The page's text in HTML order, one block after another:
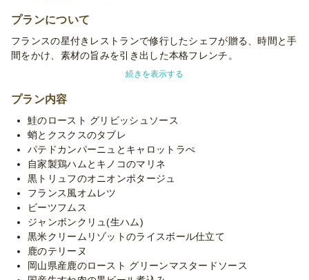
プランについて
フランスの星付きレストランで修行したシェフが贈る、時間と手
間をかけ、素材の旨みを引き出した本格フレンチ。
生ハム以外、すべて自家製にてこだわりの肉やソース、前菜をお
鹿のロースト、お肉やお魚、こだわりの３種のデザートを楽しめ
る！豪華なフルコースプラン。
新鮮な鹿肉は全く臭みがなく柔らかく、グリーンマスタードソー
スとの相性が抜群。また国産牛の黒ビール煮込みは、国産牛をほ
ろほろになるまで黒ビーフと共に4時間煮込んだ逸品です。
※メーカー欠品により、一時的に異なる色の容器でお届けする場
合がございます。
※使い捨て容器でお届けするデリバリープランです。設置・配
膳・撤収等のサービスはついておりません。
※お客様ご指定の数の卓に分けて段ボールをお詰めするご依頼に
続きを表示する
プラン内容
鮭のロースト グリビッシュソース
蛸とクスクスのタブレ
パテドカンパーニュとキャロットラぺ
自家製鶏ハムとキノコのマリネ
黒トリュフのオニオンポタージュ
フランス風オムレツ
ビーツフムス
ジャンボンクリュ(生ハム)
黒米クリームリゾットのライスボール仕立て
鹿のテリーヌ
岡山県産鹿のロースト グリーンマスタードソース